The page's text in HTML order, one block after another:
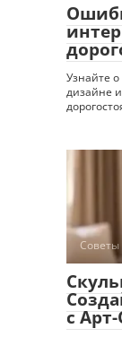
Узнайте
дизайне
Советы
с